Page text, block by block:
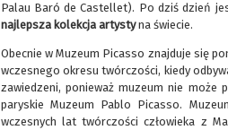
Palau Baró de Castellet). Po dziś dzień
najlepsza kolekcja artystyna świecie.
Obecnie w Muzeum Picasso znajduje się
wczesnego okresu twórczości, kiedy
zawiedzeni, ponieważ muzeum nie może
paryskie Muzeum Pablo Picasso.
wczesnych lat twórczości człowieka z